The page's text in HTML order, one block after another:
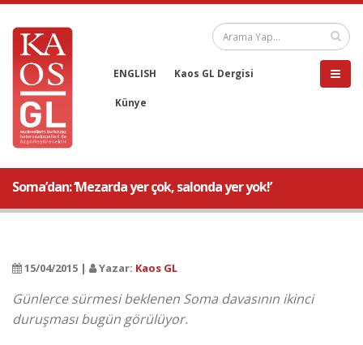
ENGLISH Kaos GL Dergisi
Künye
Soma’dan: ‘Mezarda yer çok, salonda yer yok!’
15/04/2015 | Yazar: Kaos GL
Günlerce sürmesi beklenen Soma davasının ikinci
duruşması bugün görülüyor.